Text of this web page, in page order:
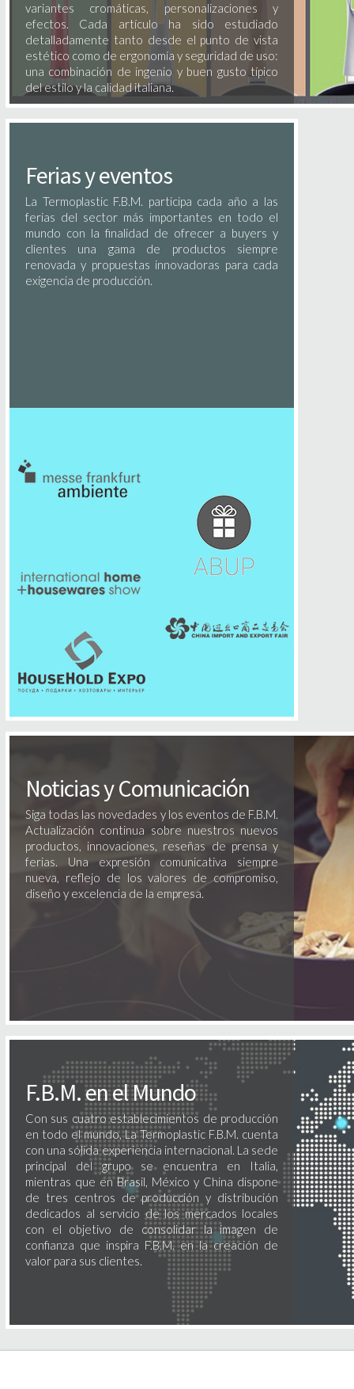
variantes cromáticas, personalizaciones y
efectos. Cada artículo ha sido estudiado
detalladamente tanto desde el punto de vista
estético como de ergonomía y seguridad de uso:
una combinación de ingenio y buen gusto típico
del estilo y la calidad italiana.
Ferias y eventos
La Termoplastic F.B.M. participa cada año a las
ferias del sector más importantes en todo el
mundo con la finalidad de ofrecer a buyers y
clientes una gama de productos siempre
renovada y propuestas innovadoras para cada
exigencia de producción.
Noticias y Comunicación
Siga todas las novedades y los eventos de F.B.M.
Actualización continua sobre nuestros nuevos
productos, innovaciones, reseñas de prensa y
ferias. Una expresión comunicativa siempre
nueva, reflejo de los valores de compromiso,
diseño y excelencia de la empresa.
F.B.M. en el Mundo
Con sus cuatro establecimientos de producción
en todo el mundo, La Termoplastic F.B.M. cuenta
con una sólida experiencia internacional. La sede
principal del grupo se encuentra en Italia,
mientras que en Brasil, México y China dispone
de tres centros de producción y distribución
dedicados al servicio de los mercados locales
con el objetivo de consolidar la imagen de
confianza que inspira F.B.M. en la creación de
valor para sus clientes.